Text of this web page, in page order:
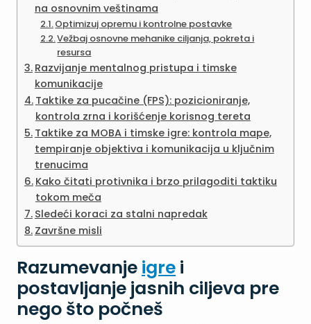
na osnovnim veštinama
Optimizuj opremu i kontrolne postavke
Vežbaj osnovne mehanike ciljanja, pokreta i
resursa
Razvijanje mentalnog pristupa i timske
komunikacije
Taktike za pucačine (FPS): pozicioniranje,
kontrola zrna i korišćenje korisnog tereta
Taktike za MOBA i timske igre: kontrola mape,
tempiranje objektiva i komunikacija u ključnim
trenucima
Kako čitati protivnika i brzo prilagoditi taktiku
tokom meča
Sledeći koraci za stalni napredak
Završne misli
Razumevanje igre i
postavljanje jasnih ciljeva pre
nego što počneš